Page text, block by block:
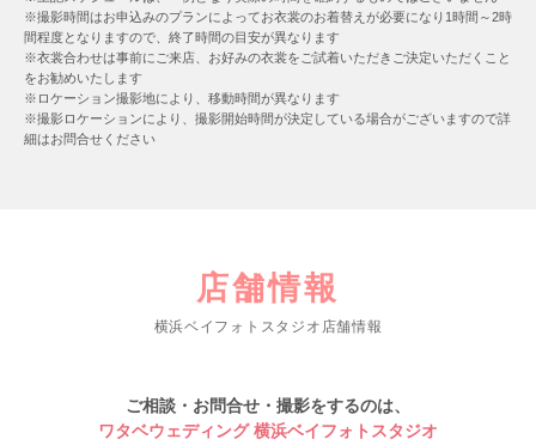
※撮影時間はお申込みのプランによってお衣裳のお着替えが必要になり1時間～2時
間程度となりますので、終了時間の目安が異なります
※衣裳合わせは事前にご来店、お好みの衣裳をご試着いただきご決定いただくこと
をお勧めいたします
※ロケーション撮影地により、移動時間が異なります
※撮影ロケーションにより、撮影開始時間が決定している場合がございますので詳
細はお問合せください
店舗情報
横浜ベイフォトスタジオ店舗情報
ご相談・お問合せ・撮影をするのは、
ワタベウェディング 横浜ベイフォトスタジオ